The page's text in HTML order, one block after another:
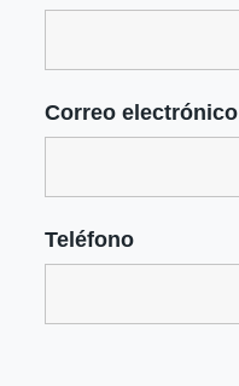
Correo electrónico
Teléfono